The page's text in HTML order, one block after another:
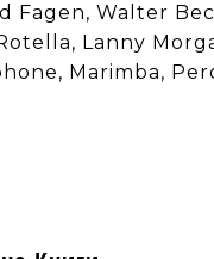
Fagen, Walter
Lanny
Marimba,